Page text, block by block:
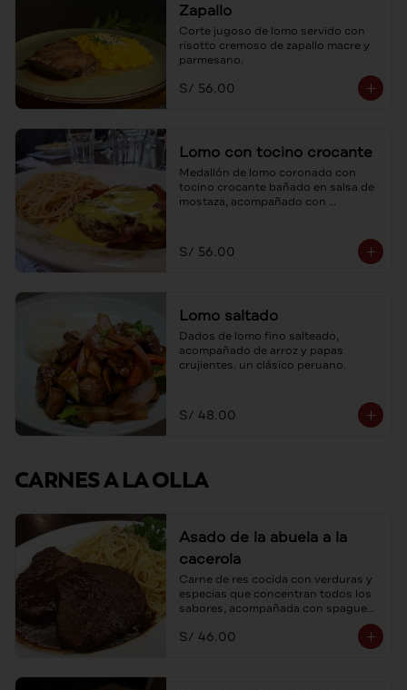
Zapallo
Corte jugoso de lomo servido con
risotto cremoso de zapallo macre y
parmesano.
S/ 56.00
Lomo con tocino crocante
Medallón de lomo coronado con
tocino crocante bañado en salsa de
mostaza, acompañado con
S/ 56.00
Lomo saltado
Dados de lomo fino salteado,
acompañado de arroz y papas
crujientes. un clásico peruano.
S/ 48.00
CARNES A LA OLLA
Asado de la abuela a la
cacerola
Carne de res cocida con verduras y
especias que concentran todos los
sabores, acompañada con spaguetti
S/ 46.00